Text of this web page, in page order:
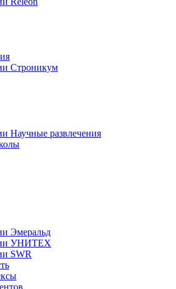
Строникум
Научные развлечения
Эмеральд
УНИТЕХ
SWR